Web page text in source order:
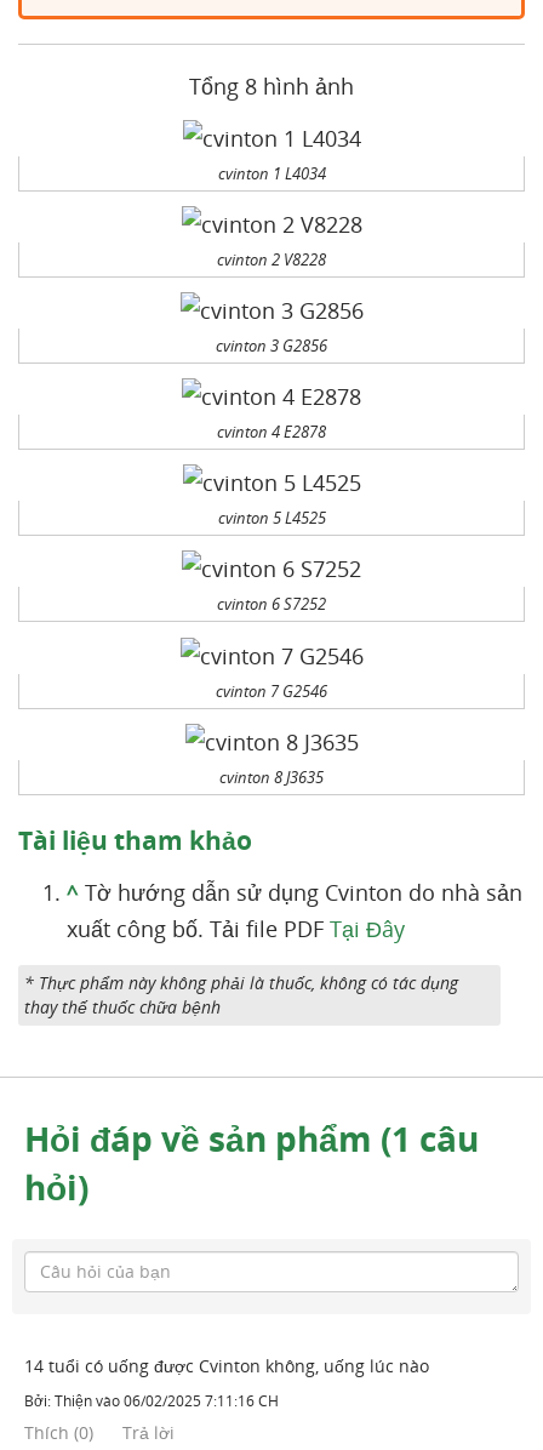
Tổng 8 hình ảnh
cvinton 1 L4034
cvinton 2 V8228
cvinton 3 G2856
cvinton 4 E2878
cvinton 5 L4525
cvinton 6 S7252
cvinton 7 G2546
cvinton 8 J3635
Tài liệu tham khảo
^ Tờ hướng dẫn sử dụng Cvinton do nhà sản
xuất công bố. Tải file PDF Tại Đây
* Thực phẩm này không phải là thuốc, không có tác dụng
thay thế thuốc chữa bệnh
Hỏi đáp về sản phẩm (1 câu
hỏi)
14 tuổi có uống được Cvinton không, uống lúc nào
Bởi:Thiệnvào06/02/2025 7:11:16 CH
Thích (0) Trả lời